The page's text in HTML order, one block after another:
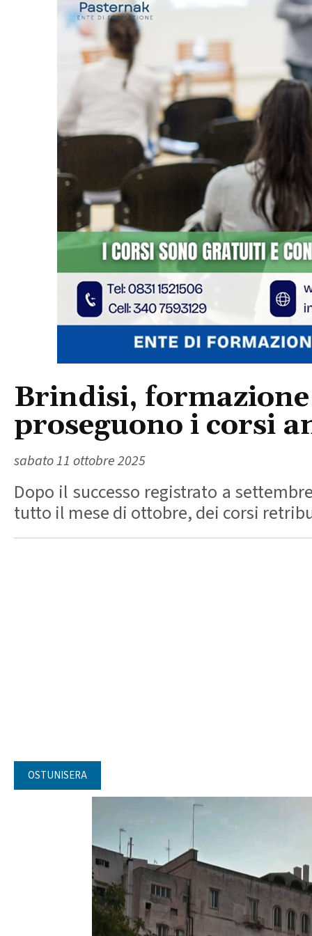
Brindisi,
proseguono i corsi
sabato 11 ottobre 2025
Dopo il successo registrato a
tutto il mese di ottobre, dei corsi
OSTUNISERA